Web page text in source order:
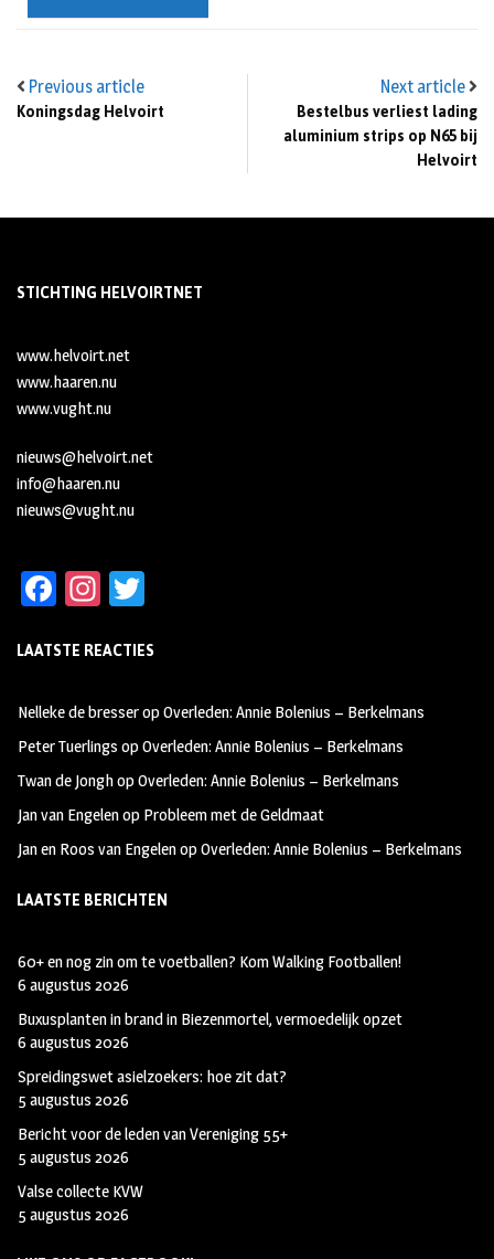
Previous article
Koningsdag Helvoirt
Next article
Bestelbus verliest lading
aluminium strips op N65 bij
Helvoirt
STICHTING HELVOIRTNET
www.helvoirt.net
www.haaren.nu
www.vught.nu
nieuws@helvoirt.net
info@haaren.nu
nieuws@vught.nu
Fa
b
oo
k
In
ag
m
tt
LAATSTE REACTIES
Nelleke de bresseropOverleden: Annie Bolenius – Berkelmans
Peter Tuerlings opOverleden: Annie Bolenius – Berkelmans
Twan de JonghopOverleden: Annie Bolenius – Berkelmans
Jan van Engelenop Probleem met de Geldmaat
Jan en Roos van EngelenopOverleden: Annie Bolenius – Berkelmans
LAATSTE BERICHTEN
60+ en nog zin om te voetballen? Kom Walking Footballen!
6 augustus 2026
Buxusplanten in brand in Biezenmortel, vermoedelijk opzet
6 augustus 2026
Spreidingswet asielzoekers: hoe zit dat?
5 augustus 2026
Bericht voor de leden van Vereniging 55+
5 augustus 2026
Valse collecte KVW
5 augustus 2026